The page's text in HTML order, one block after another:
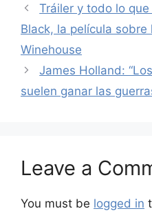
Tráiler y todo lo
Black, la película
Winehouse
James Holland:
suelen ganar las
Leave a
You must be logged in